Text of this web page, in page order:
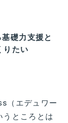
礎力支援と
りたい
（エデュワー
うところとは